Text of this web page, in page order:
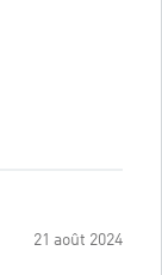
21 août 2024